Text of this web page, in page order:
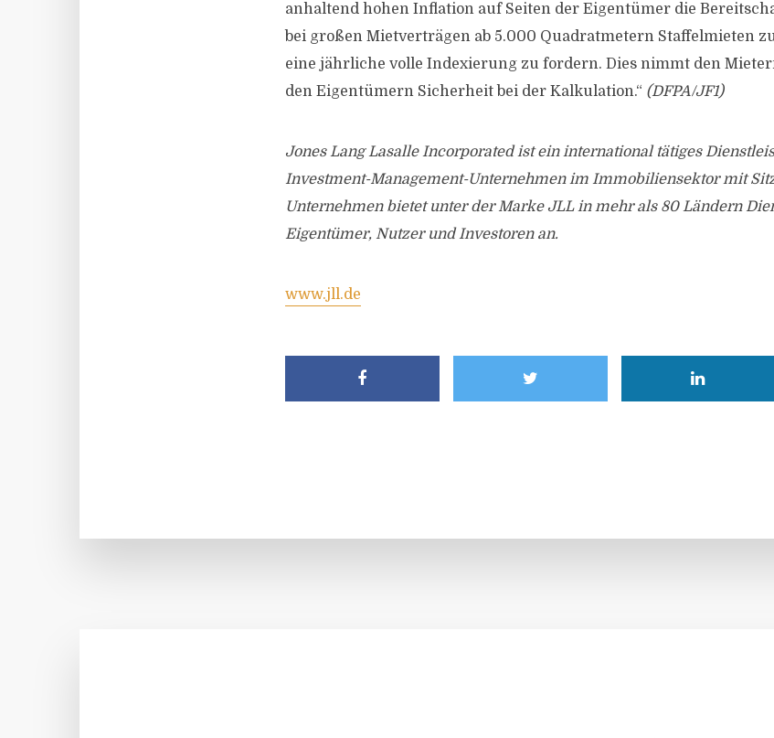
anhaltend hohen Inflation auf Seiten der Eigentümer die
bei großen Mietverträgen ab 5.000 Quadratmetern Staffelmieten
eine jährliche volle Indexierung zu fordern. Dies nimmt den
den Eigentümern Sicherheit bei der Kalkulation.“ (DFPA/JF1)
Jones Lang Lasalle Incorporated ist ein international tätiges
Investment-Management-Unternehmen im Immobiliensektor mit
Unternehmen bietet unter der Marke JLL in mehr als 80 Ländern
Eigentümer, Nutzer und Investoren an.
www.jll.de